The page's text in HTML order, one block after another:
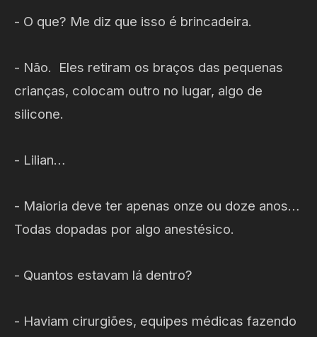
- O que? Me diz que isso é brincadeira.
- Não. Eles retiram os braços das pequenas
crianças, colocam outro no lugar, algo de
silicone.
- Lilian…
- Maioria deve ter apenas onze ou doze anos…
Todas dopadas por algo anestésico.
- Quantos estavam lá dentro?
- Haviam cirurgiões, equipes médicas fazendo